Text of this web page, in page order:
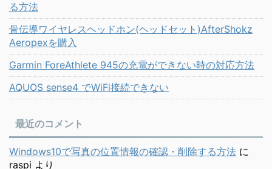
る方法
骨伝導ワイヤレスヘッドホン(ヘッドセット)AfterShokz
Aeropexを購入
Garmin ForeAthlete 945の充電ができない時の対応方法
AQUOS sense4 でWiFi接続できない
最近のコメント
Windows10で写真の位置情報の確認・削除する方法 に
raspi より